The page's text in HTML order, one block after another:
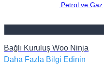
Petrol ve Gaz
Bağlı Kuruluş Woo Ninja
Daha Fazla Bilgi Edinin